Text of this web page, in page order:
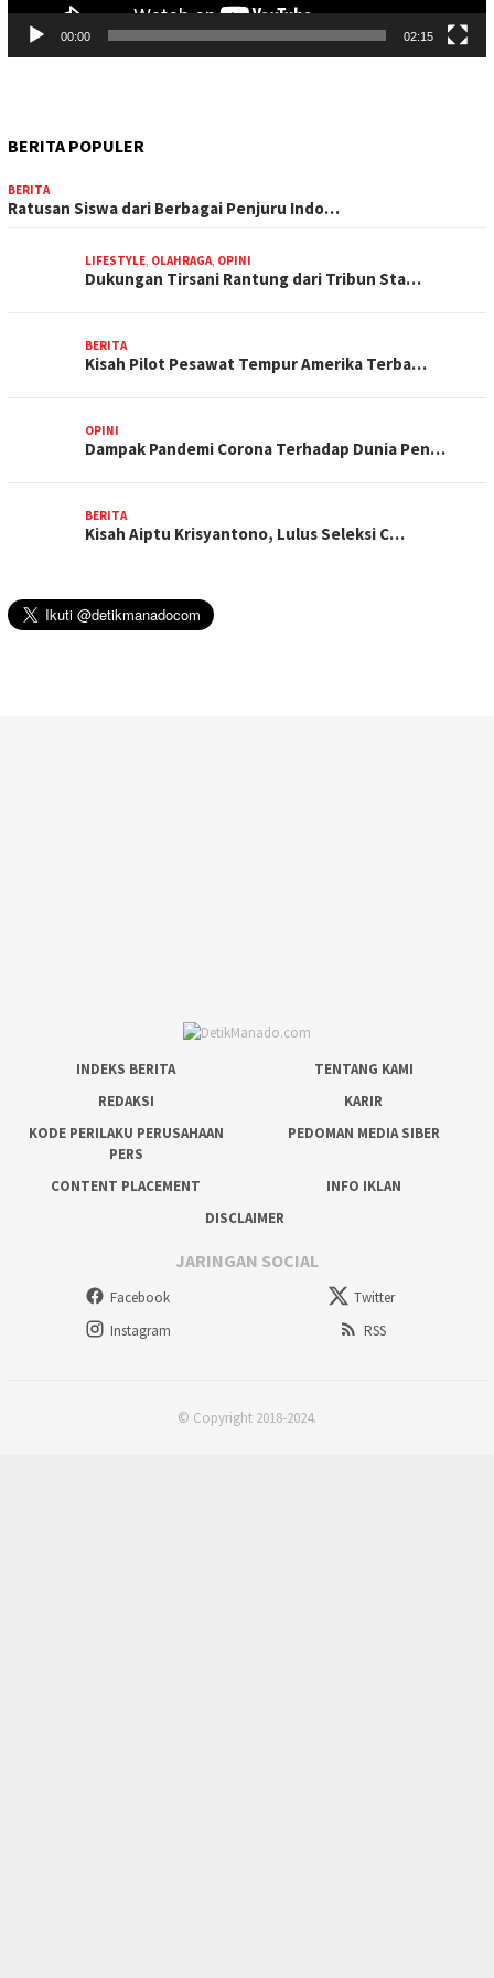
00:00 02:15
BERITA POPULER
BERITA
Ratusan Siswa dari Berbagai Penjuru Indo…
LIFESTYLE OLAHRAGA OPINI
Dukungan Tirsani Rantung dari Tribun Sta…
BERITA
Kisah Pilot Pesawat Tempur Amerika Terba…
OPINI
Dampak Pandemi Corona Terhadap Dunia Pen…
BERITA
Kisah Aiptu Krisyantono, Lulus Seleksi C…
INDEKS BERITA
TENTANG KAMI
REDAKSI
KARIR
KODE PERILAKU PERUSAHAAN
PERS
PEDOMAN MEDIA SIBER
CONTENT PLACEMENT
INFO IKLAN
DISCLAIMER
JARINGAN SOCIAL
Facebook
Twitter
Instagram
RSS
© Copyright 2018-2024.